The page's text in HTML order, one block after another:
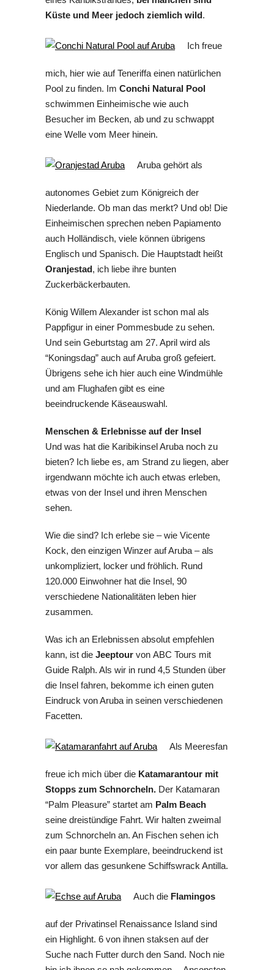
Küste und Meer jedoch ziemlich wild.
Ich freue
mich, hier wie auf Teneriffa einen natürlichen
Pool zu finden. Im Conchi Natural Pool
schwimmen Einheimische wie auch
Besucher im Becken, ab und zu schwappt
eine Welle vom Meer hinein.
Aruba gehört als
autonomes Gebiet zum Königreich der
Niederlande. Ob man das merkt? Und ob! Die
Einheimischen sprechen neben Papiamento
auch Holländisch, viele können übrigens
Englisch und Spanisch. Die Hauptstadt heißt
Oranjestad, ich liebe ihre bunten
Zuckerbäckerbauten.
König Willem Alexander ist schon mal als
Pappfigur in einer Pommesbude zu sehen.
Und sein Geburtstag am 27. April wird als
“Koningsdag” auch auf Aruba groß gefeiert.
Übrigens sehe ich hier auch eine Windmühle
und am Flughafen gibt es eine
beeindruckende Käseauswahl.
Menschen & Erlebnisse auf der Insel
Und was hat die Karibikinsel Aruba noch zu
bieten? Ich liebe es, am Strand zu liegen, aber
irgendwann möchte ich auch etwas erleben,
etwas von der Insel und ihren Menschen
sehen.
Wie die sind? Ich erlebe sie – wie Vicente
Kock, den einzigen Winzer auf Aruba – als
unkompliziert, locker und fröhlich. Rund
120.000 Einwohner hat die Insel, 90
verschiedene Nationalitäten leben hier
zusammen.
Was ich an Erlebnissen absolut empfehlen
kann, ist die Jeeptour von ABC Tours mit
Guide Ralph. Als wir in rund 4,5 Stunden über
die Insel fahren, bekomme ich einen guten
Eindruck von Aruba in seinen verschiedenen
Facetten.
Als Meeresfan
freue ich mich über die Katamarantour mit
Stopps zum Schnorcheln. Der Katamaran
“Palm Pleasure” startet am Palm Beach
seine dreistündige Fahrt. Wir halten zweimal
zum Schnorcheln an. An Fischen sehen ich
ein paar bunte Exemplare, beeindruckend ist
vor allem das gesunkene Schiffswrack Antilla.
Auch die Flamingos
auf der Privatinsel Renaissance Island sind
ein Highlight. 6 von ihnen staksen auf der
Suche nach Futter durch den Sand. Noch nie